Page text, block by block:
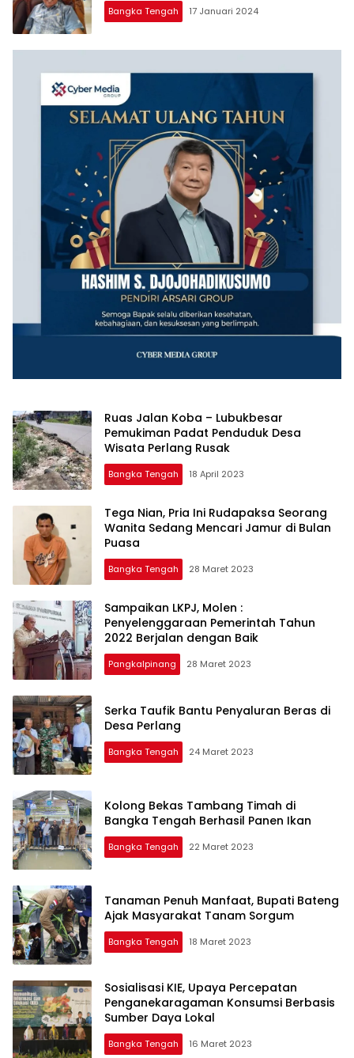
Bangka Tengah 17 Januari 2024
Ruas Jalan Koba – Lubukbesar
Pemukiman Padat Penduduk Desa
Wisata Perlang Rusak
Bangka Tengah 18 April 2023
Tega Nian, Pria Ini Rudapaksa Seorang
Wanita Sedang Mencari Jamur di Bulan
Puasa
Bangka Tengah 28 Maret 2023
Sampaikan LKPJ, Molen :
Penyelenggaraan Pemerintah Tahun
2022 Berjalan dengan Baik
Pangkalpinang 28 Maret 2023
Serka Taufik Bantu Penyaluran Beras di
Desa Perlang
Bangka Tengah 24 Maret 2023
Kolong Bekas Tambang Timah di
Bangka Tengah Berhasil Panen Ikan
Bangka Tengah 22 Maret 2023
Tanaman Penuh Manfaat, Bupati Bateng
Ajak Masyarakat Tanam Sorgum
Bangka Tengah 18 Maret 2023
Sosialisasi KIE, Upaya Percepatan
Penganekaragaman Konsumsi Berbasis
Sumber Daya Lokal
Bangka Tengah 16 Maret 2023